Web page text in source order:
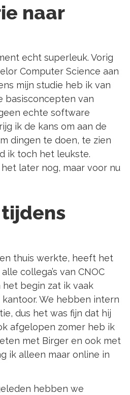
naar
echt superleuk. Vorig
Computer Science aan
mijn studie heb ik van
basisconcepten van
echte software
ik de kans om aan de
dingen te doen, te zien
ik toch het leukste.
later nog, maar voor nu
thuis werkte, heeft het
collega’s van CNOC
het begin zat ik vaak
We hebben intern
dus het was fijn dat hij
afgelopen zomer heb ik
met Birger en ook met
ik alleen maar online in
hebben we